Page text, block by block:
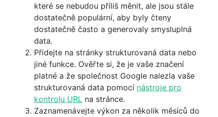
které se nebudou příliš měnit, ale jsou stále
dostatečně populární, aby byly čteny
dostatečně často a generovaly smysluplná
data.
Přidejte na stránky strukturovaná data nebo
jiné funkce. Ověřte si, že je vaše značení
platné a že společnost Google nalezla vaše
strukturovaná data pomocí nástroje pro
kontrolu URL na stránce.
Zaznamenávejte výkon za několik měsíců do